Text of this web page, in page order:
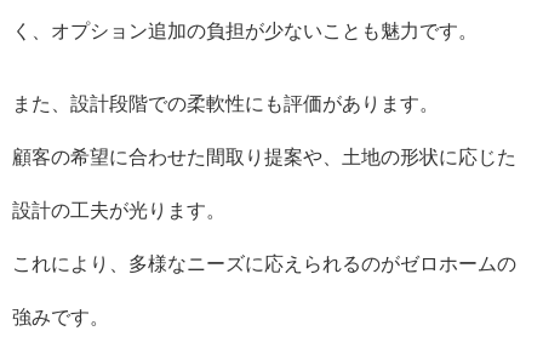
く、オプション追加の負担が少ないことも魅力です。
また、設計段階での柔軟性にも評価があります。
顧客の希望に合わせた間取り提案や、土地の形状に応じた
設計の工夫が光ります。
これにより、多様なニーズに応えられるのがゼロホームの
強みです。